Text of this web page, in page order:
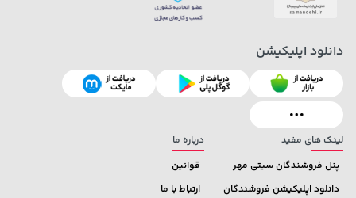
3,879,000 تومان خرید 45,180,000 تومان
لینک های مفید
پنل فروشندگان سیتی مهر
دانلود اپلیکیشن فروشندگان
درباره ما
قوانین
ارتباط با ما
دانلود اپلیکیشن